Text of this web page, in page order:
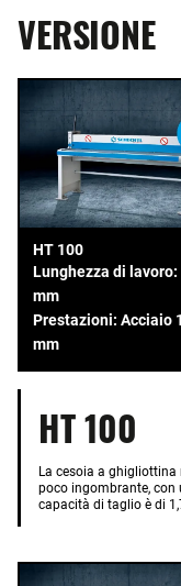
VERSIONE
HT 100
Lunghezza di lavoro:
mm
Prestazioni: Acciaio
mm
HT 100
La cesoia a
poco ingombrante, con
capacità di taglio è di